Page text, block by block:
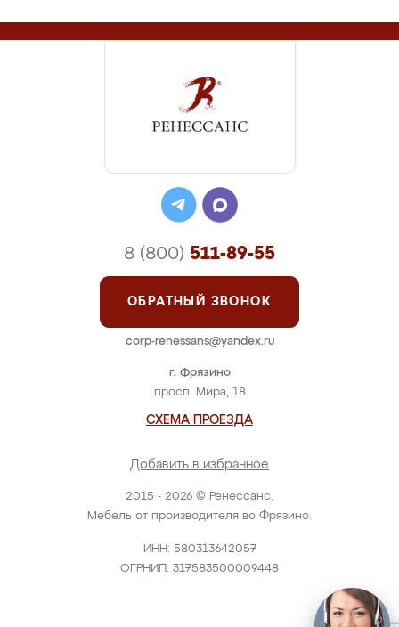
2015 - 2026 © Ренессанс.
Мебель от производителя во Фрязино.
ИНН: 580313642057
ОГРНИП: 317583500009448
г. Фрязино
просп. Мира, 18
СХЕМА ПРОЕЗДА
Добавить в избранное
8 (800) 511-89-55
ОБРАТНЫЙ ЗВОНОК
corp-renessans@yandex.ru